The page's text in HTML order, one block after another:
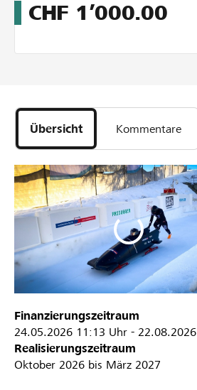
CHF 1’000.00
Übersicht Kommentare
Finanzierungszeitraum
24.05.2026 11:13 Uhr - 22.08.2026
Realisierungszeitraum
Oktober 2026 bis März 2027